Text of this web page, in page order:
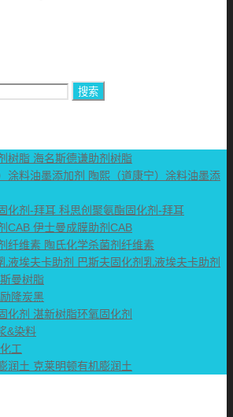
海名斯德谦助剂树脂
陶熙（道康宁）涂料油墨添
科思创聚氨酯固化剂-拜耳
伊士曼成膜助剂CAB
陶氏化学杀菌剂纤维素
巴斯夫固化剂乳液埃夫卡助剂
曼树脂
隆炭黑
湛新树脂环氧固化剂
&染料
工
克莱明顿有机膨润土